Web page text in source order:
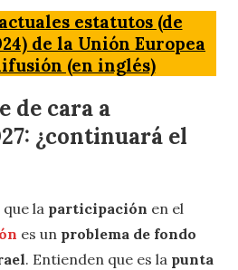
estatutos (de
de la Unión Europea
(en inglés)
de cara a
¿continuará el
la participación en el
es un problema de fondo
. Entienden que es la punta